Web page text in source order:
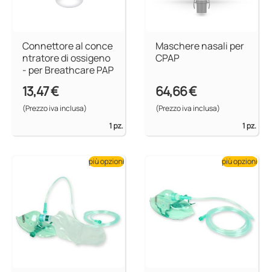
Connettore al conce
ntratore di ossigeno
- per Breathcare PAP
13,47 €
(Prezzo iva inclusa)
1 pz.
Maschere nasali per
CPAP
64,66 €
(Prezzo iva inclusa)
1 pz.
più opzioni più opzioni